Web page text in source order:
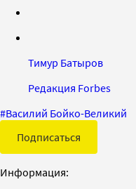
Тимур Батыров
Редакция Forbes
#Василий Бойко-Великий
Подписаться
Информация: